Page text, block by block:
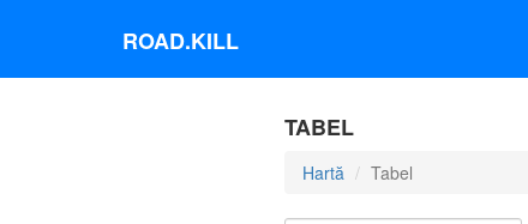
ROAD.KILL
TABEL
Hartă Tabel